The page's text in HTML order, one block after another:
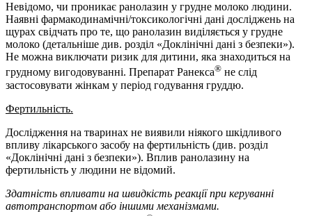
Невідомо, чи проникає ранолазин у грудне молоко людини.
Наявні фармакодинамічні/токсикологічні дані досліджень на
щурах свідчать про те, що ранолазин виділяється у грудне
молоко (детальніше див. розділ «Доклінічні дані з безпеки»).
Не можна виключати ризик для дитини, яка знаходиться на
грудному вигодовуванні. Препарат Ранекса® не слід
застосовувати жінкам у період годування груддю.
Фертильність.
Дослідження на тваринах не виявили ніякого шкідливого
впливу лікарського засобу на фертильність (див. розділ
«Доклінічні дані з безпеки»). Вплив ранолазину на
фертильність у людини не відомий.
Здатність впливати на швидкість реакції при керуванні
автотранспортом або іншими механізмами.